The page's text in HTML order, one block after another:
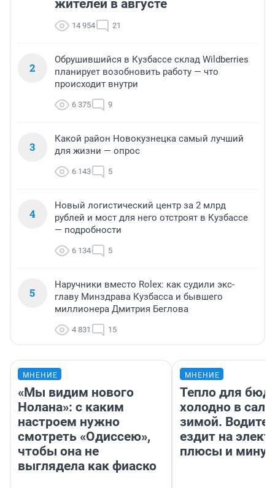
жителей в августе
14 954 21
2
Обрушившийся в Кузбассе склад Wildberries
планирует возобновить работу — что
происходит внутри
6 375 9
3
Какой район Новокузнецка самый лучший
для жизни — опрос
6 143 5
4
Новый логистический центр за 2 млрд
рублей и мост для него отстроят в Кузбассе
— подробности
6 134 5
5
Наручники вместо Rolex: как судили экс-
главу Минздрава Кузбасса и бывшего
миллионера Дмитрия Беглова
4 831 15
МНЕНИЕ
«Мы видим нового
Нолана»: с каким
настроем нужно
смотреть «Одиссею»,
чтобы она не
выглядела как фиаско
МНЕНИЕ
Тепло для
холодно в
зимой.
ездит на
плюсы и